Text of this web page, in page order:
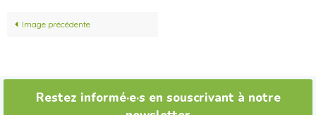
Image précédente
Restez informé·e·s en souscrivant à notre